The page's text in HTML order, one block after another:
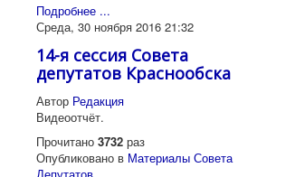
Подробнее ...
Среда, 30 ноября 2016 21:32
14-я сессия Совета
депутатов Краснообска
Автор Редакция
Видеоотчёт.
Прочитано 3732 раз
Опубликовано в Материалы Совета